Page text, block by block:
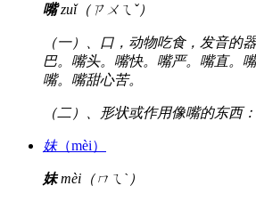
嘴zuǐ（ㄗㄨㄟˇ）
（一）、口，动物吃食，发音的
巴。嘴头。嘴快。嘴严。嘴直。
嘴。嘴甜心苦。
（二）、形状或作用像嘴的东西
妹（mèi）
妹mèi（ㄇㄟˋ）